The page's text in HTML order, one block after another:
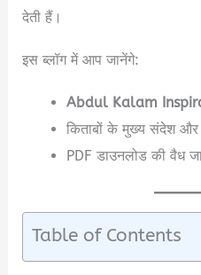
देती हैं।
इस ब्लॉग में आप जानेंगे:
Abdul Kalam
किताबों के मुख्य संदेश और
PDF डाउनलोड की वैध
Table of Contents